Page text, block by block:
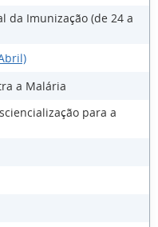
da Imunização (de 24 a
a Malária
para a